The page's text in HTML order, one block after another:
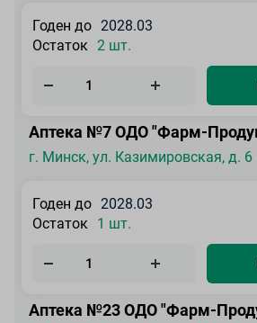
Годен до 2028.03
Остаток
2 шт.
Аптека №7 ОДО "Фарм-
г. Минск, ул. Казимировская, д. 6
Годен до 2028.03
Остаток
1 шт.
Аптека №23 ОДО "Фарм-